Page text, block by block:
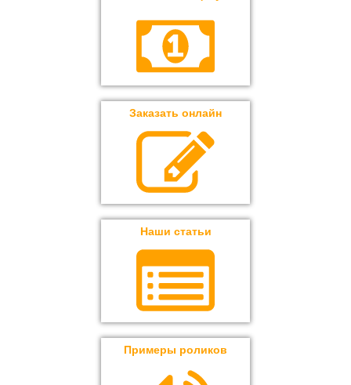
Заказать онлайн
Наши статьи
Примеры роликов